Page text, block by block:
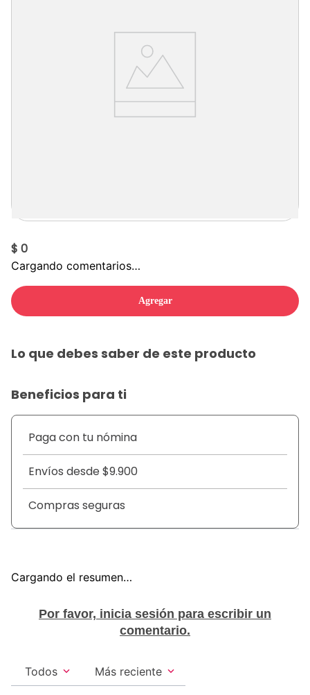
$ 0
Cargando comentarios…
Agregar
Lo que debes saber de este producto
Beneficios para ti
Paga con tu nómina
Envíos desde $9.900
Compras seguras
Cargando el resumen…
Por favor, inicia sesión para escribir un
comentario.
Más reciente
Todos